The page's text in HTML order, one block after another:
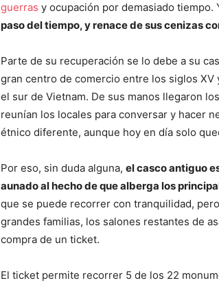
guerras y ocupación por demasiado tiempo.
paso del tiempo, y renace de sus cenizas
Parte de su recuperación se lo debe a su
gran centro de comercio entre los siglos
el sur de Vietnam. De sus manos llegaron
reunían los locales para conversar y hacer
étnico diferente, aunque hoy en día solo
Por eso, sin duda alguna, el casco antiguo
aunado al hecho de que alberga los
que se puede recorrer con tranquilidad,
grandes familias, los salones restantes de
compra de un ticket.
El ticket permite recorrer 5 de los 22